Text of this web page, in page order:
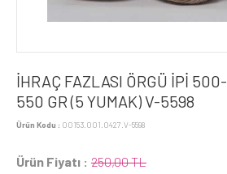
İHRAÇ FAZLASI ÖRGÜ İPİ 500-
550 GR (5 YUMAK) V-5598
Ürün Kodu : 00153.001.0427.V-5598
Ürün Fiyatı : 250,00 TL